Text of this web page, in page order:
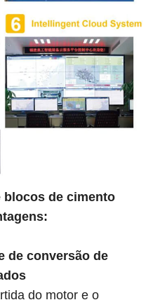
blocos de cimento
de conversão de
do motor e o